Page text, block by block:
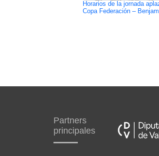
Horarios de la jornada
Copa Federación –
Partners
principales